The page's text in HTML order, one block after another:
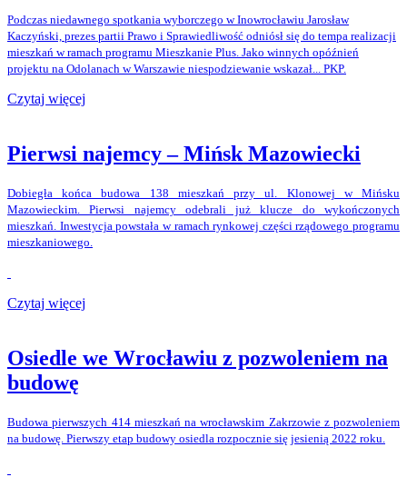
Podczas niedawnego spotkania wyborczego w Inowrocławiu Jarosław
Kaczyński, prezes partii Prawo i Sprawiedliwość odniósł się do tempa realizacji
mieszkań w ramach programu Mieszkanie Plus. Jako winnych opóźnień
projektu na Odolanach w Warszawie niespodziewanie wskazał... PKP.
Czytaj więcej
Pierwsi najemcy – Mińsk Mazowiecki
Dobiegła końca budowa 138 mieszkań przy ul. Klonowej w Mińsku
Mazowieckim. Pierwsi najemcy odebrali już klucze do wykończonych
mieszkań. Inwestycja powstała w ramach rynkowej części rządowego programu
mieszkaniowego.
Czytaj więcej
Osiedle we Wrocławiu z pozwoleniem na
budowę
Budowa pierwszych 414 mieszkań na wrocławskim Zakrzowie z pozwoleniem
na budowę. Pierwszy etap budowy osiedla rozpocznie się jesienią 2022 roku.